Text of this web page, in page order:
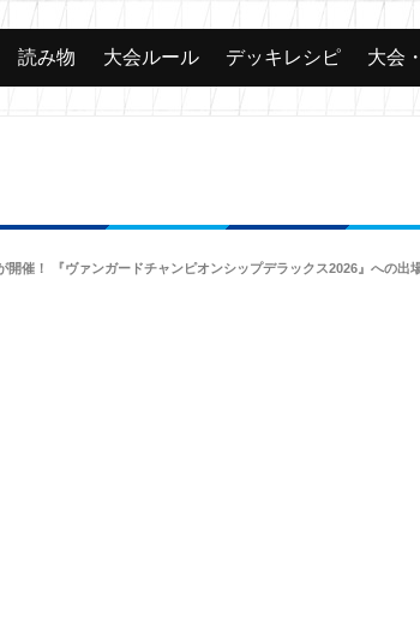
カード
読み物 大会ルール デッキレシピ 大会
催！ 『ヴァンガードチャンピオンシップデラックス2026』への出